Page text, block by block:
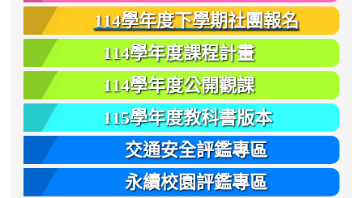
114學年度下學期社團報名
114學年度課程計畫
114學年度公開觀課
115學年度教科書版本
交通安全評鑑專區
永續校園評鑑專區